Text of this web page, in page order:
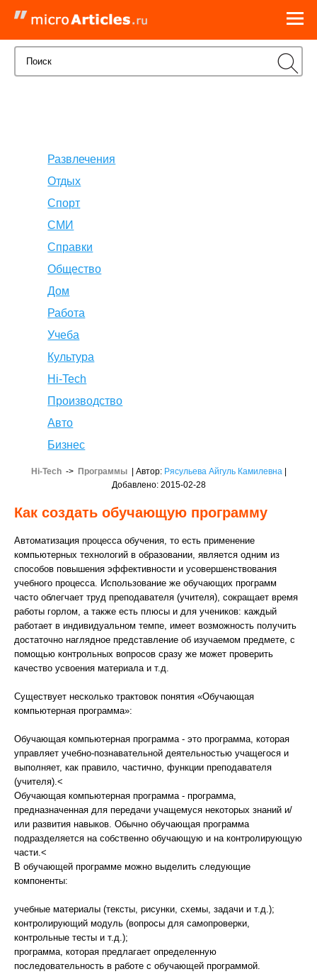
Развлечения
Отдых
Спорт
СМИ
Справки
Общество
Дом
Работа
Учеба
Культура
Hi-Tech
Производство
Авто
Бизнес
Hi-Tech-> Программы| Автор: Рясульева Айгуль Камилевна|
Добавлено: 2015-02-28
Как создать обучающую программу
Автоматизация процесса обучения, то есть применение
компьютерных технологий в образовании, является одним из
способов повышения эффективности и усовершенствования
учебного процесса. Использование же обучающих программ
часто облегчает труд преподавателя (учителя), сокращает время
работы горлом, а также есть плюсы и для учеников: каждый
работает в индивидуальном темпе, имеет возможность получить
достаточно наглядное представление об изучаемом предмете, с
помощью контрольных вопросов сразу же может проверить
качество усвоения материала и т.д.
Существует несколько трактовок понятия «Обучающая
компьютерная программа»:
Обучающая компьютерная программа - это программа, которая
управляет учебно-познавательной деятельностью учащегося и
выполняет, как правило, частично, функции преподавателя
(учителя).<
Обучающая компьютерная программа - программа,
предназначенная для передачи учащемуся некоторых знаний и/
или развития навыков. Обычно обучающая программа
подразделяется на собственно обучающую и на контролирующую
части.<
В обучающей программе можно выделить следующие
компоненты:
учебные материалы (тексты, рисунки, схемы, задачи и т.д.);
контролирующий модуль (вопросы для самопроверки,
контрольные тесты и т.д.);
программа, которая предлагает определенную
последовательность в работе с обучающей программой.